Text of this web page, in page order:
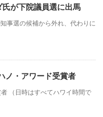
氏が下院議員選に出馬
事選の候補から外れ、代わりに
ノ・アワード受賞者
（日時はすべてハワイ時間で